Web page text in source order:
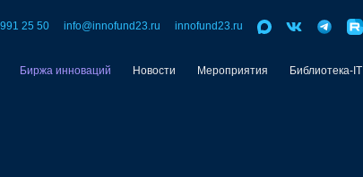
25 50 info@innofund23.ru innofund23.ru
Биржа инноваций Новости Мероприятия Библиотека-IT